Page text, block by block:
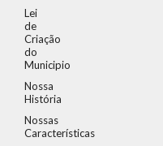
Lei
de
Criação
do
Municipio
Nossa
História
Nossas
Características